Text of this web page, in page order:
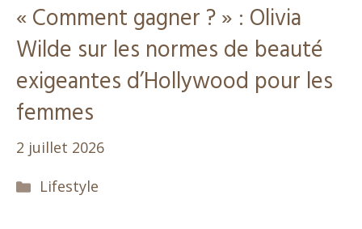
« Comment gagner ? » : Olivia
Wilde sur les normes de beauté
exigeantes d’Hollywood pour les
femmes
2 juillet 2026
Catégories
Lifestyle